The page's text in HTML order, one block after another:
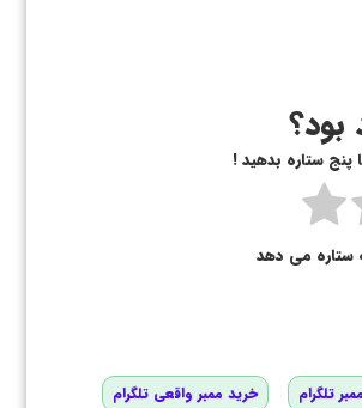
پنج ستاره بدهید !
ستاره می دهد
تلگرام خرید ممبر واقعی تلگرام